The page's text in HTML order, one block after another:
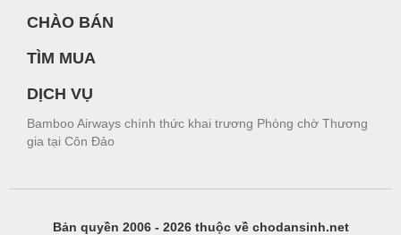
CHÀO BÁN
TÌM MUA
DỊCH VỤ
Bamboo Airways chính thức khai trương Phòng chờ Thương
gia tại Côn Đảo
Bản quyền 2006 - 2026 thuộc về chodansinh.net